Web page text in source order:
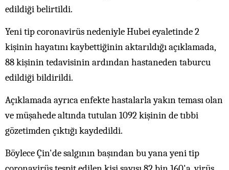
edildiği belirtildi.
Yeni tip coronavirüs nedeniyle Hubei eyaletinde 2
kişinin hayatını kaybettiğinin aktarıldığı açıklamada,
88 kişinin tedavisinin ardından hastaneden taburcu
edildiği bildirildi.
Açıklamada ayrıca enfekte hastalarla yakın teması olan
ve müşahede altında tutulan 1092 kişinin de tıbbi
gözetimden çıktığı kaydedildi.
Böylece Çin'de salgının başından bu yana yeni tip